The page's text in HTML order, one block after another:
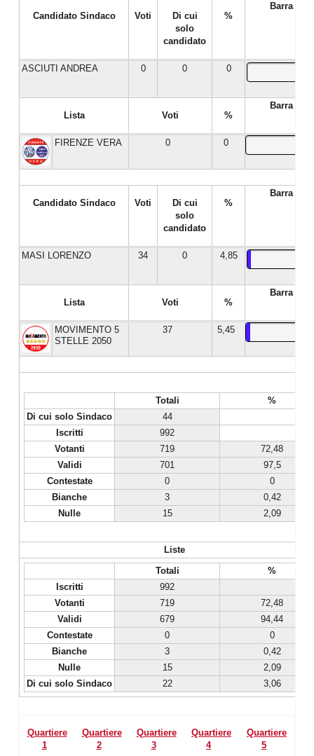
Candidato Sindaco Voti
Di cui
solo
candidato
%
Barra %
ASCIUTI ANDREA 0 0 0
Lista Voti %
Barra %
FIRENZE VERA 0 0
Candidato Sindaco Voti
Di cui
solo
candidato
%
Barra %
MASI LORENZO 34 0 4,85
Lista Voti %
Barra %
MOVIMENTO 5
STELLE 2050
37 5,45
Totali
%
Di cui solo Sindaco
44
Iscritti
992
Votanti
719
72,48
Validi
701
97,5
Contestate
0
0
Bianche
3
0,42
Nulle
15 2,09
Liste
Totali
%
Iscritti
992
Votanti
719
72,48
Validi
679
94,44
Contestate
0
0
Bianche
3
0,42
Nulle
15
2,09
Di cui solo Sindaco
22 3,06
Quartiere
1
Quartiere
2
Quartiere
3
Quartiere
4
Quartiere
5